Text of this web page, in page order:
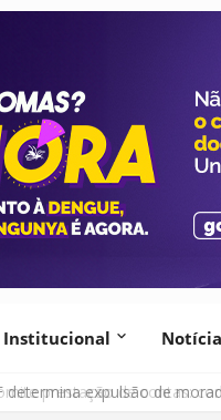
Institucional
determina expulsão de